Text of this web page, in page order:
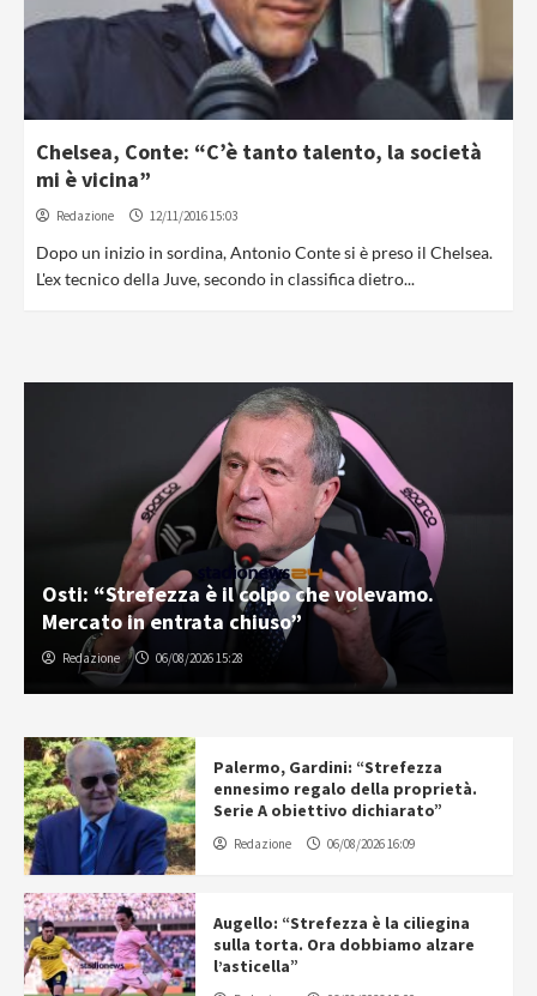
Chelsea, Conte: “C’è tanto talento, la società
mi è vicina”
Redazione 12/11/2016 15:03
Dopo un inizio in sordina, Antonio Conte si è preso il Chelsea.
L'ex tecnico della Juve, secondo in classifica dietro...
Osti: “Strefezza è il colpo che volevamo.
Mercato in entrata chiuso”
Redazione 06/08/2026 15:28
Palermo, Gardini: “Strefezza
ennesimo regalo della proprietà.
Serie A obiettivo dichiarato”
Redazione 06/08/2026 16:09
Augello: “Strefezza è la ciliegina
sulla torta. Ora dobbiamo alzare
l’asticella”